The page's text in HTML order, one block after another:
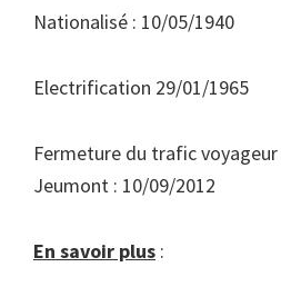
Nationalisé : 10/05/1940
Electrification 29/01/1965
Fermeture du trafic
Jeumont : 10/09/2012
En savoir plus :